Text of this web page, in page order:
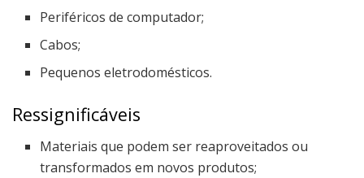
Periféricos de computador;
Cabos;
Pequenos eletrodomésticos.
Ressignificáveis
Materiais que podem ser reaproveitados ou
transformados em novos produtos;